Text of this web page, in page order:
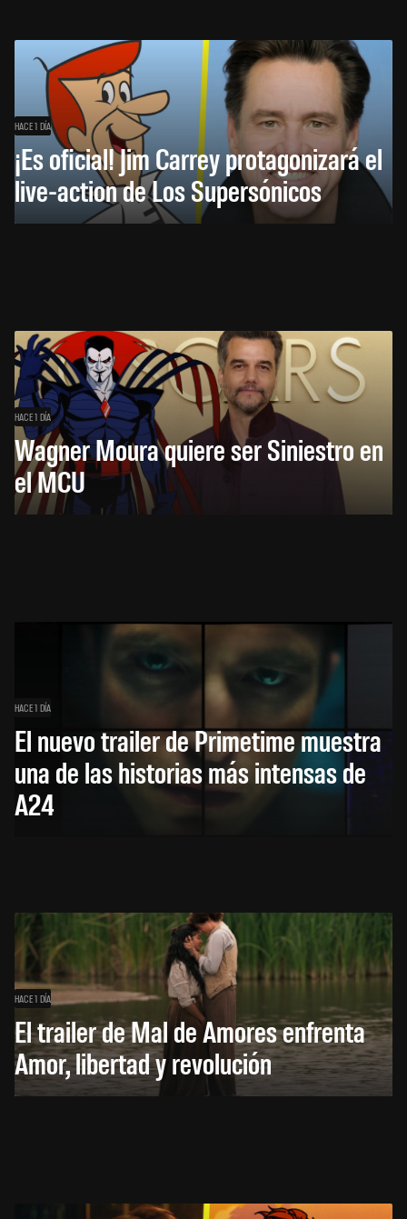
HACE 1 DÍA
¡Es oficial! Jim Carrey protagonizará el
live-action de Los Supersónicos
HACE 1 DÍA
Wagner Moura quiere ser Siniestro en
el MCU
HACE 1 DÍA
El nuevo trailer de Primetime muestra
una de las historias más intensas de
A24
HACE 1 DÍA
El trailer de Mal de Amores enfrenta
Amor, libertad y revolución